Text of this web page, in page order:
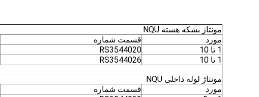
مونتاژ بشکه هسته NQU
مورد
قسمت شماره
1 تا 10
RS3544020
1 تا 10
RS3544026
مونتاژ لوله داخلی NQU
مورد
قسمت شماره